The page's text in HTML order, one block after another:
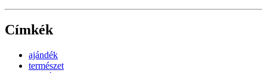
Címkék
ajándék
természet